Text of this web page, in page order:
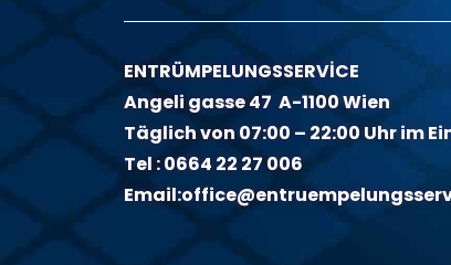
ENTRÜMPELUNGSSERVİCE
Angeli gasse 47 A-1100 Wien
Täglich von 07:00 – 22:00 Uhr im
Tel :0664 22 27 006
Email: